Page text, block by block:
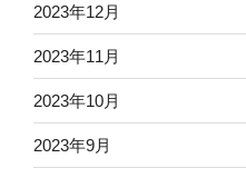
2023年12月
2023年11月
2023年10月
2023年9月